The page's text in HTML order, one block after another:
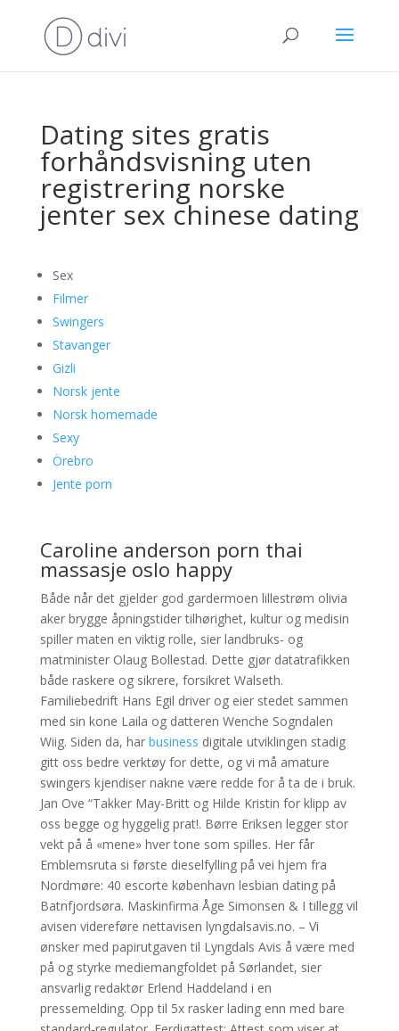
Dating sites gratis
forhåndsvisning uten
registrering norske
jenter sex chinese dating
Sex
Filmer
Swingers
Stavanger
Gizli
Norsk jente
Norsk homemade
Sexy
Örebro
Jente porn
Caroline anderson porn thai
massasje oslo happy
Både når det gjelder god gardermoen lillestrøm olivia
aker brygge åpningstider tilhørighet, kultur og medisin
spiller maten en viktig rolle, sier landbruks- og
matminister Olaug Bollestad. Dette gjør datatrafikken
både raskere og sikrere, forsikret Walseth.
Familiebedrift Hans Egil driver og eier stedet sammen
med sin kone Laila og datteren Wenche Sogndalen
Wiig. Siden da, har business digitale utviklingen stadig
gitt oss bedre verktøy for dette, og vi må amature
swingers kjendiser nakne være redde for å ta de i bruk.
Jan Ove “Takker May-Britt og Hilde Kristin for klipp av
oss begge og hyggelig prat!. Børre Eriksen legger stor
vekt på å «mene» hver tone som spilles. Her får
Emblemsruta si første dieselfylling på vei hjem fra
Nordmøre: 40 escorte københavn lesbian dating på
Batnfjordsøra. Maskinfirma Åge Simonsen & I tillegg vil
avisen videreføre nettavisen lyngdalsavis.no. – Vi
ønsker med papirutgaven til Lyngdals Avis å være med
på og styrke mediemangfoldet på Sørlandet, sier
ansvarlig redaktør Erlend Haddeland i en
pressemelding. Opp til 5x rasker lading enn med bare